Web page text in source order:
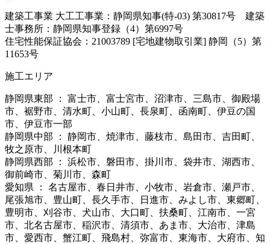
建築工事業 大工工事業：静岡県知事(特-03) 第30817号 建築
士事務所：静岡県知事登録（4）第6997号
住宅性能保証協会：21003789 [宅地建物取引業] 静岡（5）第
11653号
施工エリア
静岡県東部 ： 富士市、富士宮市、沼津市、三島市、御殿場
市、裾野市、清水町、小山町、長泉町、函南町、伊豆の国
市、伊豆市一部
静岡県中部 ： 静岡市、焼津市、藤枝市、島田市、吉田町、
牧之原市、川根本町
静岡県西部 ： 浜松市、磐田市、掛川市、袋井市、湖西市、
御前崎市、菊川市、森町
愛知県 ： 名古屋市、春日井市、小牧市、岩倉市、瀬戸市、
尾張旭市、豊山町、長久手市、日進市、みよし市、東郷町、
豊明市、刈谷市、犬山市、大口町、扶桑町、江南市、一宮
市、北名古屋市、稲沢市、清須市、あま市、大治市、津島
市、愛西市、蟹江町、飛島村、弥富市、東海市、大府市、知